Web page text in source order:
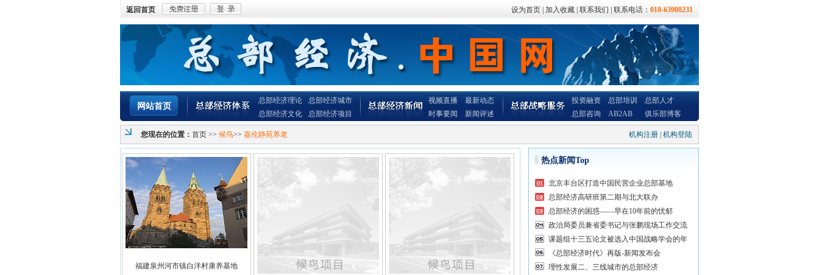
返回首页 设为首页 加入收藏 联系我们 | 联系电话： 010-63908231
网站首页
总部经济理论
总部经济文化
总部经济城市
总部经济项目
视频直播
时事要闻
最新动态
新闻评述
投资融资
总部咨询
总部培训
AB2AB
总部人才
俱乐部博客
您现在的位置： 首页 >> 候鸟>> 嘉伦静苑养老 机构注册 机构登陆
福建泉州河市镇白洋村康养基地
热点新闻Top
北京丰台区打造中国民营企业总部基地
总部经济高研班第二期与北大联办
总部经济的困惑——早在10年前的忧郁
政治局委员兼省委书记与张鹏现场工作交流
课题组十三五论文被选入中国战略学会的年
《总部经济时代》再版-新闻发布会
理性发展二、三线城市的总部经济